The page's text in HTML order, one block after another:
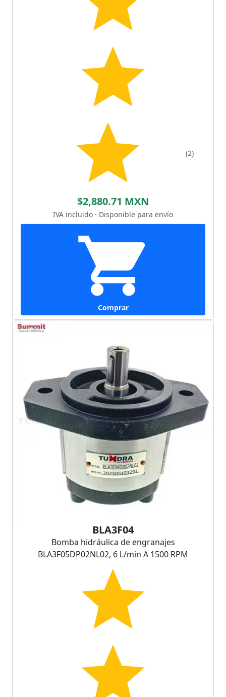
(2)
$2,880.71 MXN
IVA incluido · Disponible para envío
Comprar
BLA3F04
Bomba hidráulica de engranajes
BLA3F05DP02NL02, 6 L/min A 1500 RPM